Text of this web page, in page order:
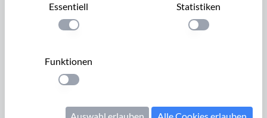
Wäldchen im Imgenbroicher Venn
Rinnsale, die sich zur Weser ( Vesdre ) vereinigen, die bei
Eupen die Wesertalsperre, ein Trinkwasserreservoir, speist.
Essentiell
Einstellung anwenden
Statistiken
Einstellung
Funktionen
Einstellung anwenden